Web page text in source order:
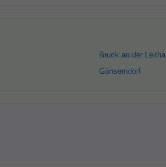
Bruck an der Leitha
Gänserndorf